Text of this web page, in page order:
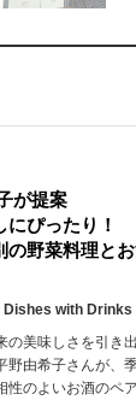
が提案
ぴったり！
の野菜料理と
with Drinks
の美味しさを引き
野由希子さんが、
性のよいお酒のペ